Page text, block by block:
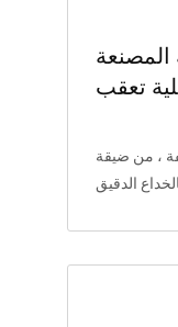
المصنعة
تعقب
المرحلة
، من ضيقة